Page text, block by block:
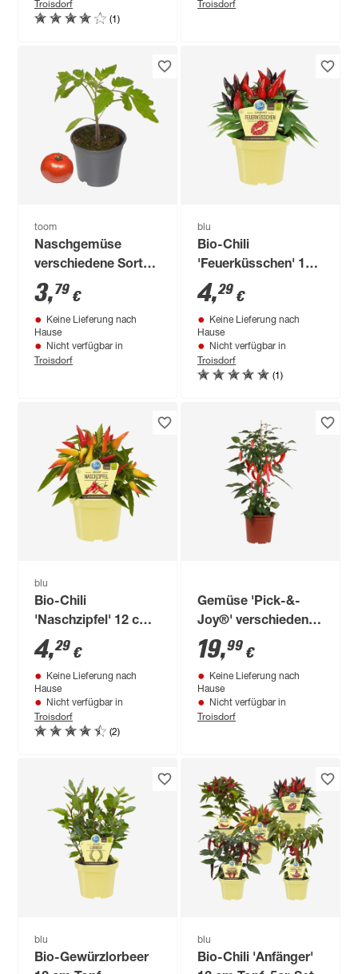
Troisdorf
(1)
Troisdorf
toom
Naschgemüse
verschiedene Sorten
13 cm
3,79 €
Keine Lieferung nach
Hause
Nicht verfügbar in
Troisdorf
blu
Bio-Chili
'Feuerküsschen' 12
cm Topf
4,29 €
Keine Lieferung nach
Hause
Nicht verfügbar in
Troisdorf
(1)
blu
Bio-Chili
'Naschzipfel' 12 cm
Topf
4,29 €
Keine Lieferung nach
Hause
Nicht verfügbar in
Troisdorf
(2)
Gemüse 'Pick-&-
Joy®' verschiedene
Sorten 19 cm Topf
19,99 €
Keine Lieferung nach
Hause
Nicht verfügbar in
Troisdorf
blu
Bio-Gewürzlorbeer
blu
Bio-Chili 'Anfänger'